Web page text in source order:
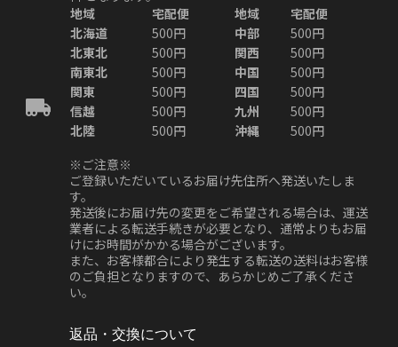
地域
宅配便 地域
宅配便
北海道
500円 中部
500円
北東北
500円 関西
500円
南東北
500円 中国
500円
関東
500円 四国
500円
信越
500円 九州
500円
北陸
500円 沖縄
500円
※ご注意※
ご登録いただいているお届け先住所へ発送いたしま
す。
発送後にお届け先の変更をご希望される場合は、運送
業者による転送手続きが必要となり、通常よりもお届
けにお時間がかかる場合がございます。
また、お客様都合により発生する転送の送料はお客様
のご負担となりますので、あらかじめご了承くださ
い。
返品・交換について